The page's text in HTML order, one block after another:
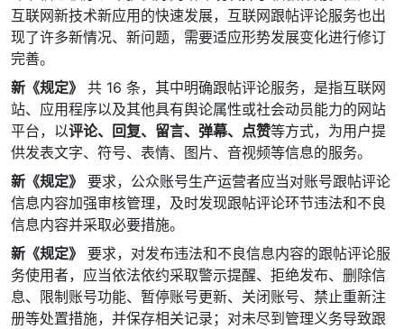
互联网新技术新应用的快速发展，互联网跟帖评论服务也出
现了许多新情况、新问题，需要适应形势发展变化进行修订
完善。
新《规定》
共 16 条，其中明确跟帖评论服务，是指互联网
站、应用程序以及其他具有舆论属性或社会动员能力的网站
平台，以评论、回复、留言、弹幕、点赞等方式，为用户提
供发表文字、符号、表情、图片、音视频等信息的服务。
新《规定》
要求，公众账号生产运营者应当对账号跟帖评论
信息内容加强审核管理，及时发现跟帖评论环节违法和不良
信息内容并采取必要措施。
新《规定》
要求，对发布违法和不良信息内容的跟帖评论服
务使用者，应当依法依约采取警示提醒、拒绝发布、删除信
息、限制账号功能、暂停账号更新、关闭账号、禁止重新注
册等处置措施，并保存相关记录；对未尽到管理义务导致跟